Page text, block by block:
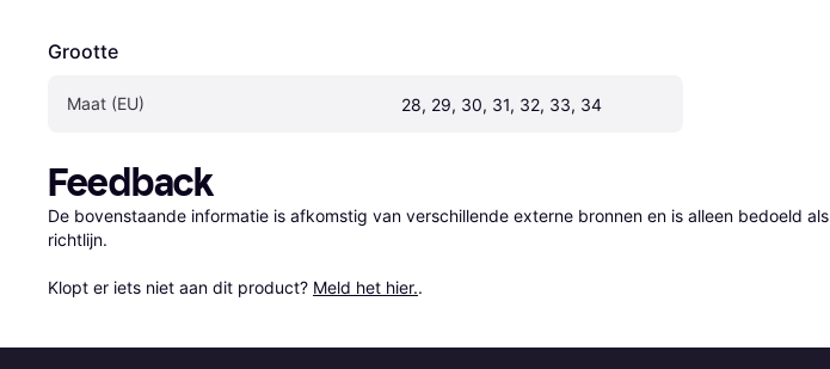
Grootte
Maat (EU) 28, 29, 30, 31, 32, 33, 34
Feedback
De bovenstaande informatie is afkomstig van verschillende externe bronnen en is alleen bedoeld als
richtlijn.
Klopt er iets niet aan dit product? Meld het hier..